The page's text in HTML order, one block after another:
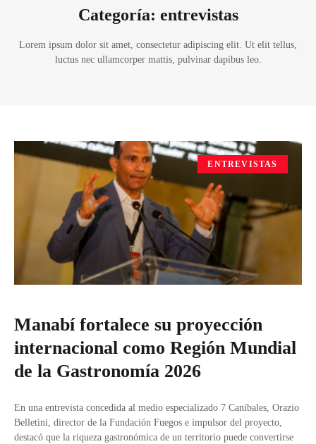
Categoría: entrevistas
Lorem ipsum dolor sit amet, consectetur adipiscing elit. Ut elit tellus,
luctus nec ullamcorper mattis, pulvinar dapibus leo.
ENTREVISTAS
Manabí fortalece su proyección
internacional como Región Mundial
de la Gastronomía 2026
En una entrevista concedida al medio especializado 7 Caníbales, Orazio
Belletini, director de la Fundación Fuegos e impulsor del proyecto,
destacó que la riqueza gastronómica de un territorio puede convertirse